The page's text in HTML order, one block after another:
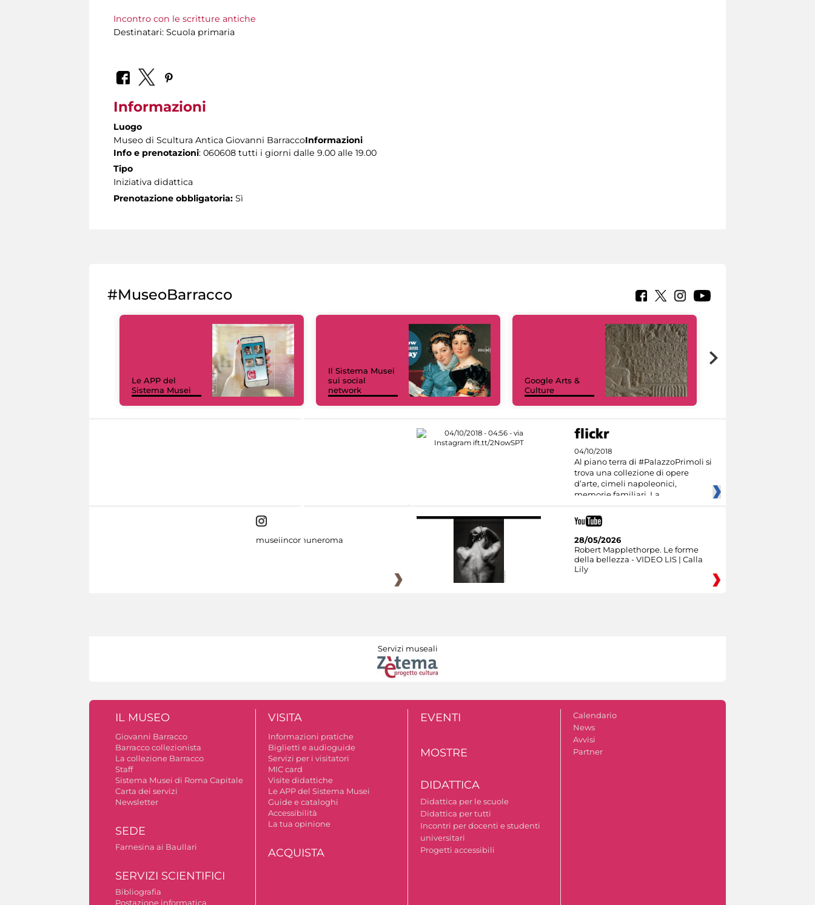
Incontro con le scritture antiche
Destinatari: Scuola primaria
Informazioni
Luogo
Museo di Scultura Antica Giovanni BarraccoInformazioni
Info e prenotazioni: 060608 tutti i giorni dalle 9.00 alle 19.00
Tipo
Iniziativa didattica
Prenotazione obbligatoria: Sì
#MuseoBarracco
Le APP del
Sistema Musei
Il Sistema Musei
sui social
network
Google Arts &
Culture
04/10/2018
Al piano terra di #PalazzoPrimoli si
trova una collezione di opere
d’arte, cimeli napoleonici,
memorie familiari. La
museiincomuneroma
28/05/2026
Robert Mapplethorpe. Le forme
della bellezza - VIDEO LIS | Calla
Lily
Servizi museali
IL MUSEO
Giovanni Barracco
Barracco collezionista
La collezione Barracco
Staff
Sistema Musei di Roma Capitale
Carta dei servizi
Newsletter
SEDE
Farnesina ai Baullari
SERVIZI SCIENTIFICI
Bibliografia
Postazione informatica
VISITA
Informazioni pratiche
Biglietti e audioguide
Servizi per i visitatori
MIC card
Visite didattiche
Le APP del Sistema Musei
Guide e cataloghi
Accessibilità
La tua opinione
ACQUISTA
EVENTI
MOSTRE
DIDATTICA
Didattica per le scuole
Didattica per tutti
Incontri per docenti e studenti
universitari
Progetti accessibili
Calendario
News
Avvisi
Partner